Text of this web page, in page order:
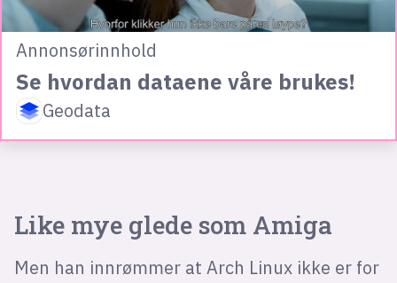
Annonsørinnhold
Se hvordan dataene våre brukes!
Geodata
Like mye glede som Amiga
Men han innrømmer at Arch Linux ikke er for